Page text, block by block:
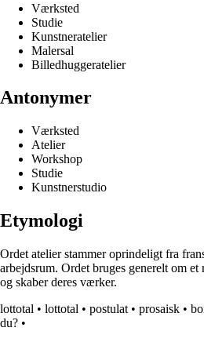
Værksted
Studie
Kunstneratelier
Malersal
Billedhuggeratelier
Antonymer
Værksted
Atelier
Workshop
Studie
Kunstnerstudio
Etymologi
Ordet atelier stammer oprindeligt fra
arbejdsrum. Ordet bruges generelt om
og skaber deres værker.
lottotal • lottotal • postulat • prosaisk •
du? •